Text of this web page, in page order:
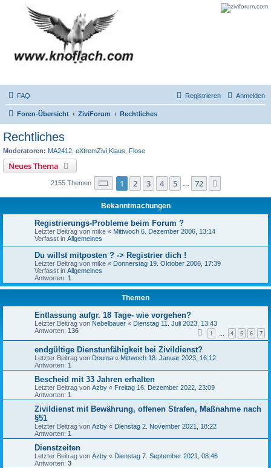
FAQ Anmelden
Registrieren
Foren-Übersicht ZiviForum Rechtliches
Rechtliches
Moderatoren: MA2412 eXtremZivi Klaus Flose
Neues Thema
2155 Themen Seite 1von 72
1 2 3 4 5 72
Bekanntmachungen
Registrierungs-Probleme beim Forum ?
Letzter Beitrag von mike « Mittwoch 6. Dezember 2006, 13:14
Verfasst in Allgemeines
Du willst mitposten ? -> Registrier dich !
Letzter Beitrag von mike « Donnerstag 19. Oktober 2006, 17:39
Verfasst in Allgemeines
Antworten: 1
Themen
Entlassung aufgr. 18 Tage- wie vorgehen?
Letzter Beitrag von Nebelbauer « Dienstag 11. Juli 2023, 13:43
Antworten: 136 1 4 5 6 7
endgültige Dienstunfähigkeit bei Zivildienst?
Letzter Beitrag von Douma « Mittwoch 18. Januar 2023, 16:12
Antworten: 1
Bescheid mit 33 Jahren erhalten
Letzter Beitrag von Azby « Freitag 16. Dezember 2022, 23:09
Antworten: 1
Zivildienst mit Bewährung, offenen Strafen, Maßnahme nach
§51
Letzter Beitrag von Azby « Dienstag 2. November 2021, 18:22
Antworten: 1
Dienstzeiten
Letzter Beitrag von Azby « Dienstag 7. September 2021, 08:46
Antworten: 3